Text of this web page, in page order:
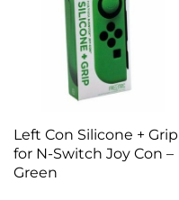
Left Con Silicone + Grip
for N-Switch Joy Con –
Green